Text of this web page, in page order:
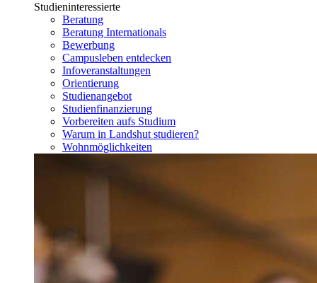
Studieninteressierte
Beratung
Beratung Internationals
Bewerbung
Campusleben entdecken
Infoveranstaltungen
Orientierung
Studienangebot
Studienfinanzierung
Vorbereiten aufs Studium
Warum in Landshut studieren?
Wohnmöglichkeiten